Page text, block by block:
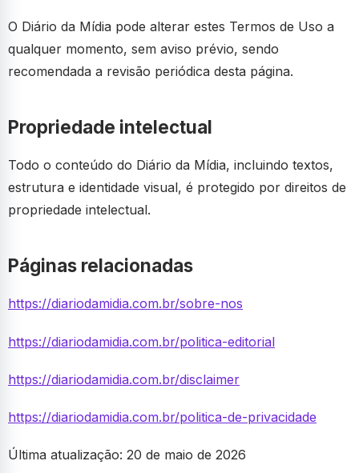
O Diário da Mídia pode alterar estes Termos de Uso a
qualquer momento, sem aviso prévio, sendo
recomendada a revisão periódica desta página.
Propriedade intelectual
Todo o conteúdo do Diário da Mídia, incluindo textos,
estrutura e identidade visual, é protegido por direitos de
propriedade intelectual.
Páginas relacionadas
https://diariodamidia.com.br/sobre-nos
https://diariodamidia.com.br/politica-editorial
https://diariodamidia.com.br/disclaimer
https://diariodamidia.com.br/politica-de-privacidade
Última atualização: 20 de maio de 2026